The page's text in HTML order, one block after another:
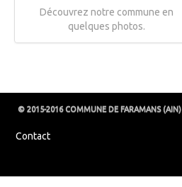
Découvrez notre commune en
quelques photos.
© 2015-2016 COMMUNE DE FARAMANS (AIN)
Contact